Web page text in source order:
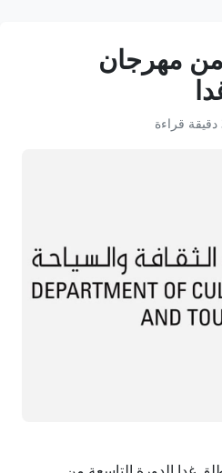
من مهرجان